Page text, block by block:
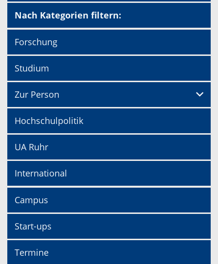
Nach Kategorien filtern:
Forschung
Studium
Zur Person
Hochschulpolitik
UA Ruhr
International
Campus
Start-ups
Termine